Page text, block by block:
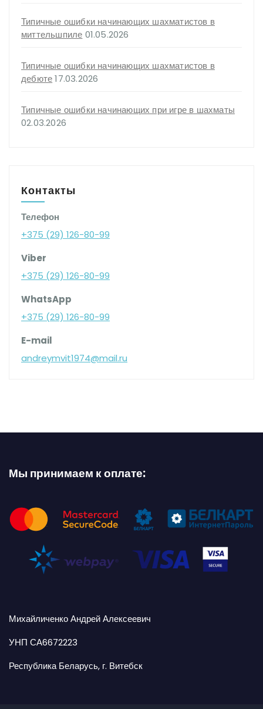
Типичные ошибки начинающих шахматистов в
миттельшпиле 01.05.2026
Типичные ошибки начинающих шахматистов в
дебюте 17.03.2026
Типичные ошибки начинающих при игре в шахматы
02.03.2026
Контакты
Телефон
+375 (29) 126-80-99
Viber
+375 (29) 126-80-99
WhatsApp
+375 (29) 126-80-99
E-mail
andreymvit1974@mail.ru
Мы принимаем к оплате:
Михайличенко Андрей Алексеевич
УНП СА6672223
Республика Беларусь, г. Витебск